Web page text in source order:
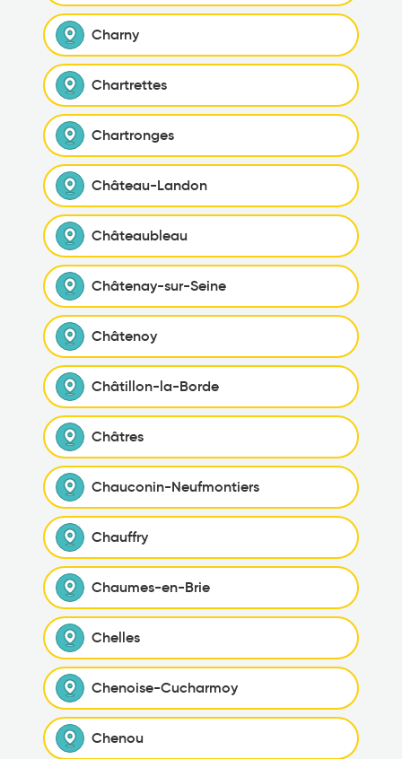
Charny
Chartrettes
Chartronges
Château-Landon
Châteaubleau
Châtenay-sur-Seine
Châtenoy
Châtillon-la-Borde
Châtres
Chauconin-Neufmontiers
Chauffry
Chaumes-en-Brie
Chelles
Chenoise-Cucharmoy
Chenou